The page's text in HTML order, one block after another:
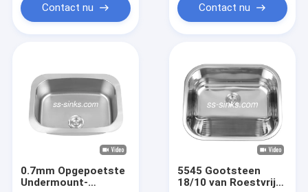
het Kraangat
Contact nu Contact nu
0.7mm Opgepoetste
Undermount-
5545 Gootsteen
18/10 van Roestvrij